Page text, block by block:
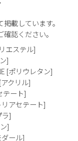
載しています。
認ください。
エステル]
]
[ポリウレタン]
アクリル]
テート]
リアセテート]
ラ]
]
ダール]